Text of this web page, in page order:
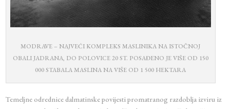
MODRAVE – NAJVEĆI KOMPLEKS MASLINIKA NA ISTOČNOJ
OBALI JADRANA, DO POLOVICE 20 ST. POSAĐENO JE VIŠE OD 150
000 STABALA MASLINA NA VIŠE OD 1 500 HEKTARA
Temeljne odrednice dalmatinske povijesti promatranog razdoblja izviru iz